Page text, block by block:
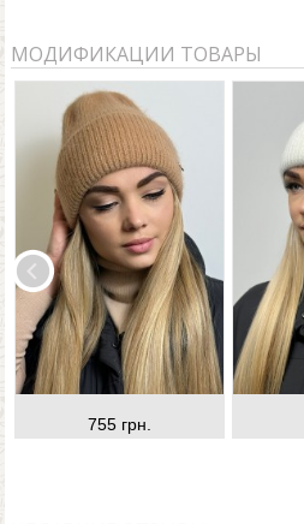
МОДИФИКАЦИИ ТОВАРЫ
755 грн.